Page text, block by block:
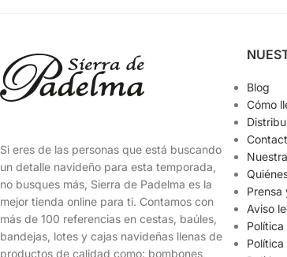
Si eres de las personas que está buscando
un detalle navideño para esta temporada,
no busques más, Sierra de Padelma es la
mejor tienda online para ti. Contamos con
más de 100 referencias en cestas, baúles,
bandejas, lotes y cajas navideñas llenas de
productos de calidad como: bombones,
Blog
Cómo
Prensa
Aviso